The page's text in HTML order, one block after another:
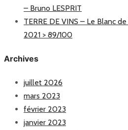
– Bruno LESPRIT
TERRE DE VINS – Le Blanc
2021 > 89/100
Archives
juillet 2026
mars 2023
février 2023
janvier 2023